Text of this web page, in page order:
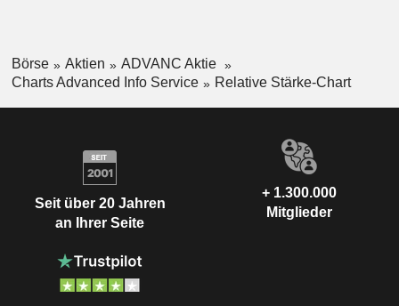
Börse Aktien
ADVANC Aktie
Charts Advanced Info Service
Relative Stärke-Chart
Seit über 20 Jahren
an Ihrer Seite
+ 1.300.000
Mitglieder